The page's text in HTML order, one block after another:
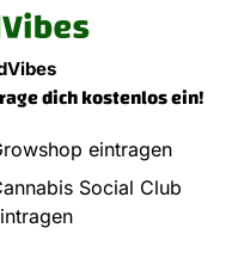
dich kostenlos ein!
eintragen
Social Club